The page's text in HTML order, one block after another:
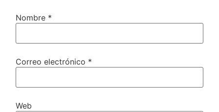
Nombre *
Correo electrónico *
Web